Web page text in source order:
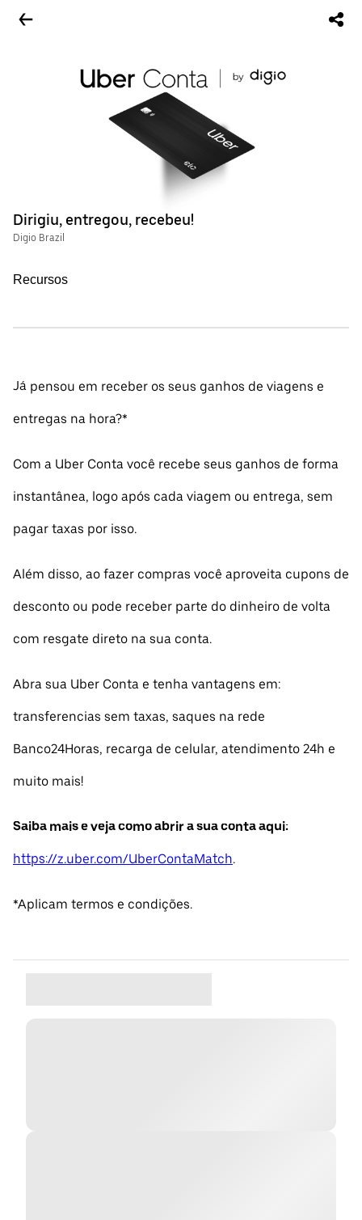
Dirigiu, entregou, recebeu!
Digio Brazil
Recursos
Já pensou em receber os seus ganhos de viagens e
entregas na hora?*
Com a Uber Conta você recebe seus ganhos de forma
instantânea, logo após cada viagem ou entrega, sem
pagar taxas por isso.
Além disso, ao fazer compras você aproveita cupons de
desconto ou pode receber parte do dinheiro de volta
com resgate direto na sua conta.
Abra sua Uber Conta e tenha vantagens em:
transferencias sem taxas, saques na rede
Banco24Horas, recarga de celular, atendimento 24h e
muito mais!
Saiba mais e veja como abrir a sua conta aqui:
https://z.uber.com/UberContaMatch.
*Aplicam termos e condições.